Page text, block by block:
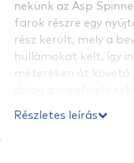
nekünk az Asp
farok részre egy
rész került, mely a
hullámokat kelt, így
métereken át követő
Részletes leírás